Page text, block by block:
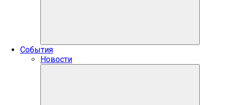
События
Новости